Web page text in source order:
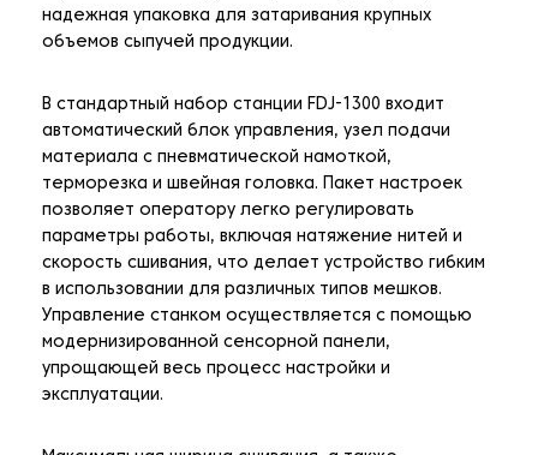
надежная упаковка для затаривания крупных
объемов сыпучей продукции.
В стандартный набор станции FDJ-1300 входит
автоматический блок управления, узел подачи
материала с пневматической намоткой,
терморезка и швейная головка. Пакет настроек
позволяет оператору легко регулировать
параметры работы, включая натяжение нитей и
скорость сшивания, что делает устройство гибким
в использовании для различных типов мешков.
Управление станком осуществляется с помощью
модернизированной сенсорной панели,
упрощающей весь процесс настройки и
эксплуатации.